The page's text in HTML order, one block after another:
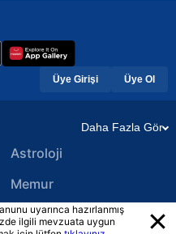
Üye Girişi Üye Ol
Daha Fazla Gör
Astroloji
Memur
Yerel Haberler
uyarınca hazırlanmış
ilgili mevzuata uygun